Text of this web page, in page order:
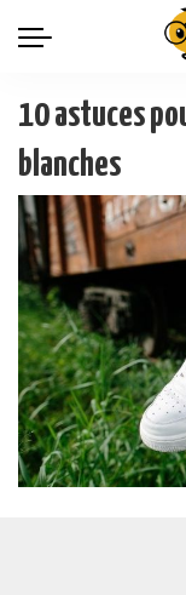
10 astuces
blanches